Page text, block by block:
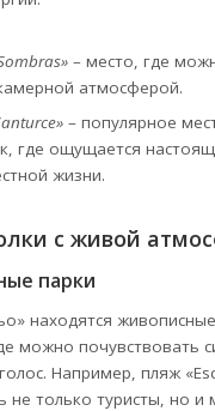
– место, где
атмосферой.
– популярное
где ощущается
жизни.
с живой
парки
находятся
можно почувствовать
Например, пляж
не только туристы, но и